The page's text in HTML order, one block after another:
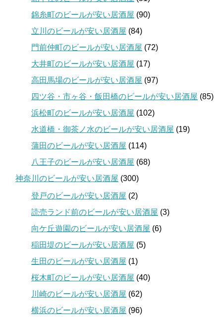
錦糸町のビールが安い居酒屋 (90)
立川のビールが安い居酒屋 (84)
門前仲町のビールが安い居酒屋 (72)
大井町のビールが安い居酒屋 (17)
高田馬場のビールが安い居酒屋 (97)
四ツ谷・市ヶ谷・飯田橋のビールが安い居酒屋 (85)
浜松町のビールが安い居酒屋 (102)
水道橋・御茶ノ水のビールが安い居酒屋 (19)
蒲田のビールが安い居酒屋 (114)
八王子のビールが安い居酒屋 (68)
神奈川のビールが安い居酒屋 (300)
登戸のビールが安い居酒屋 (2)
読売ランド前のビールが安い居酒屋 (3)
向ケ丘遊園のビールが安い居酒屋 (6)
稲田堤のビールが安い居酒屋 (5)
生田のビールが安い居酒屋 (1)
桜木町のビールが安い居酒屋 (40)
川崎のビールが安い居酒屋 (62)
横浜のビールが安い居酒屋 (96)